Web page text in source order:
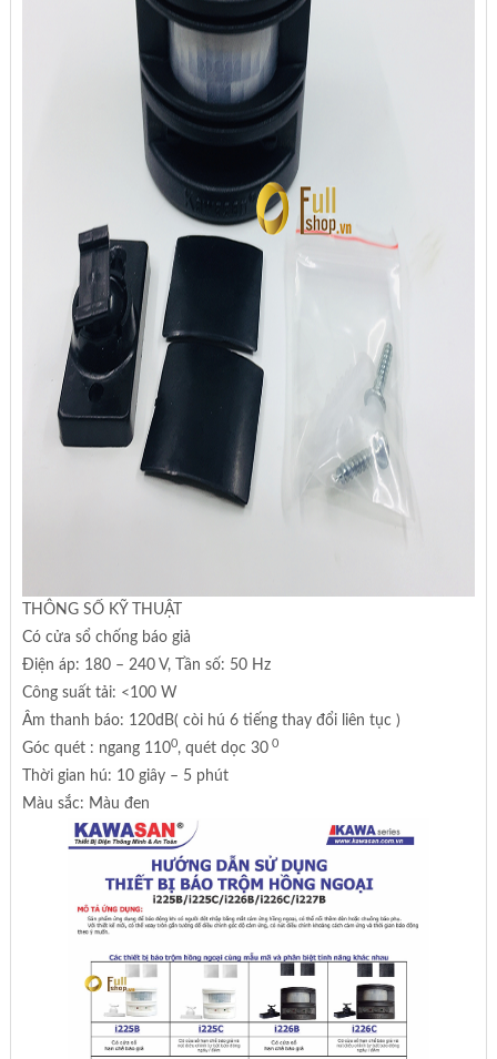
THÔNG SỐ KỸ THUẬT
Có cửa sổ chống báo giả
Điện áp: 180 – 240 V, Tần số: 50 Hz
Công suất tải: <100 W
Âm thanh báo: 120dB( còi hú 6 tiếng thay đổi liên tục )
Góc quét : ngang 1100, quét dọc 300
Thời gian hú: 10 giây – 5 phút
Màu sắc: Màu đen